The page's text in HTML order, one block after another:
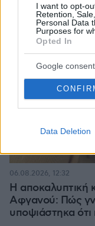
I want to opt-
Retention,
Personal Data
Purposes for
Opted In
Google
Data Deletion
Η αποκαλυπτική
Αφγανού: Πώς
υποψιάστηκα
06.08.2026, 12:32